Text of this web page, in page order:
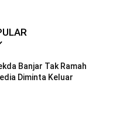
Banjar Tak Ramah
Diminta Keluar